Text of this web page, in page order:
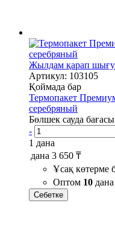
Жылдам қарап шығу
Артикул: 103105
Қоймада бар
Термопакет
серебряный
Бөлшек сауда
-
1 дана
дана 3 650 ₸
Ұсақ көтерме
Оптом 10
Себетке